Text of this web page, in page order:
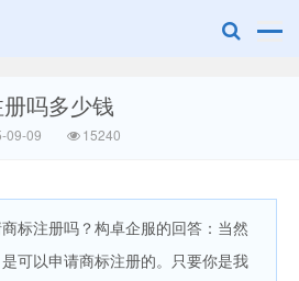
吗多少钱
09-09 15240
注册吗？构卓企服的回答：当然
可以申请商标注册的。只要你是我